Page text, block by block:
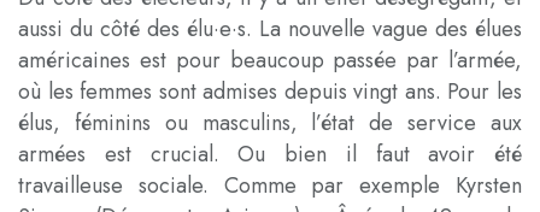
aussi du côté des élu·e·s. La nouvelle vague des élues
américaines est pour beaucoup passée par l’armée,
où les femmes sont admises depuis vingt ans. Pour les
élus, féminins ou masculins, l’état de service aux
armées est crucial. Ou bien il faut avoir été
travailleuse sociale. Comme par exemple Kyrsten